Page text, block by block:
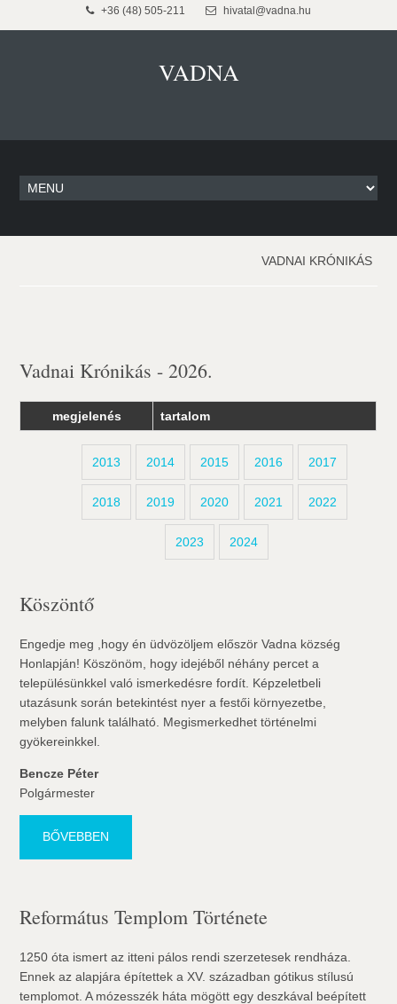
+36 (48) 505-211 hivatal@vadna.hu
VADNA
VADNAI KRÓNIKÁS
Vadnai Krónikás - 2026.
megjelenés tartalom
2013 2014 2015 2016 2017
2018 2019 2020 2021 2022
2023 2024
Köszöntő
Engedje meg ,hogy én üdvözöljem először Vadna község
Honlapján! Köszönöm, hogy idejéből néhány percet a
településünkkel való ismerkedésre fordít. Képzeletbeli
utazásunk során betekintést nyer a festői környezetbe,
melyben falunk található. Megismerkedhet történelmi
gyökereinkkel.
Bencze Péter
Polgármester
BŐVEBBEN
Református Templom Története
1250 óta ismert az itteni pálos rendi szerzetesek rendháza.
Ennek az alapjára építettek a XV. században gótikus stílusú
templomot. A mózesszék háta mögött egy deszkával beépített